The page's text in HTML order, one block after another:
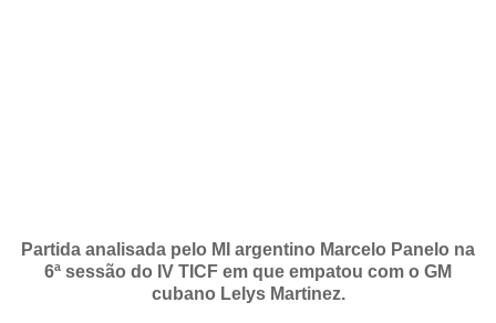
Partida analisada pelo MI argentino Marcelo Panelo na
6ª sessão do IV TICF em que empatou com o GM
cubano Lelys Martinez.